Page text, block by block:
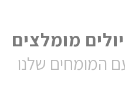
מומלצים
המומחים שלנו